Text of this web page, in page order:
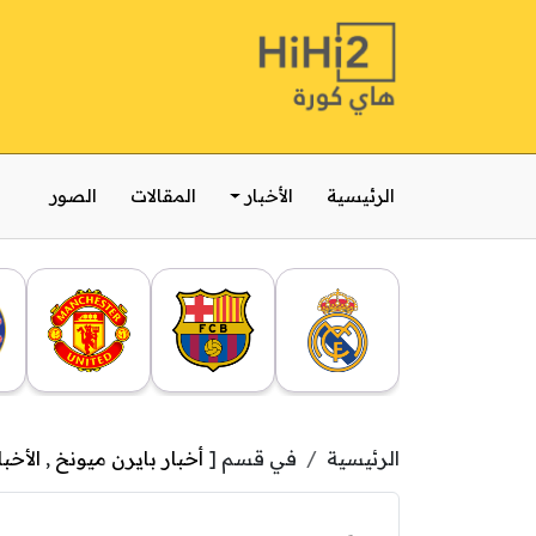
الرئيسية الأخبار المقالات الصور
الرئيسية في قسم [ أخبار بايرن ميونخ ,